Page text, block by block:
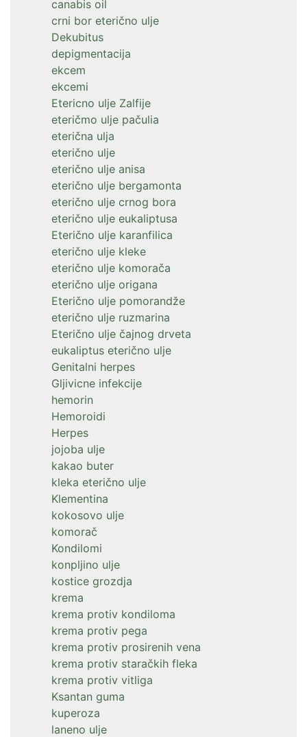
canabis oil
crni bor eterično ulje
Dekubitus
depigmentacija
ekcem
ekcemi
Etericno ulje Zalfije
eteričmo ulje pačulia
eterična ulja
eterično ulje
eterično ulje anisa
eterično ulje bergamonta
eterično ulje crnog bora
eterično ulje eukaliptusa
Eterično ulje karanfilica
eterično ulje kleke
eterično ulje komorača
eterično ulje origana
Eterično ulje pomorandže
eterično ulje ruzmarina
Eterično ulje čajnog drveta
eukaliptus eterično ulje
Genitalni herpes
Gljivicne infekcije
hemorin
Hemoroidi
Herpes
jojoba ulje
kakao buter
kleka eterično ulje
Klementina
kokosovo ulje
komorač
Kondilomi
konpljino ulje
kostice grozdja
krema
krema protiv kondiloma
krema protiv pega
krema protiv prosirenih vena
krema protiv staračkih fleka
krema protiv vitliga
Ksantan guma
kuperoza
laneno ulje